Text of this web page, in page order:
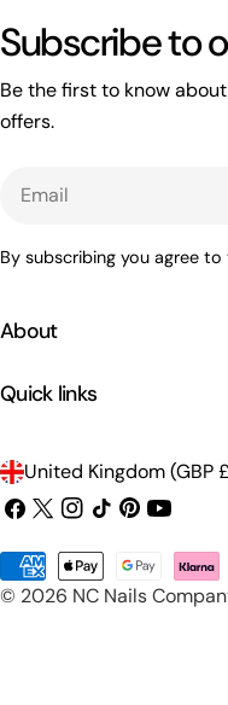
Open related page
by relayplatform.com
Subscribe to
Be the first to know
offers.
By subscribing you agree to
About
Quick links
C
o
u
n
United
Facebook
X
Instagram
TikTokPinterest
YouTube
© 2026 NC Nails
Payment
methods